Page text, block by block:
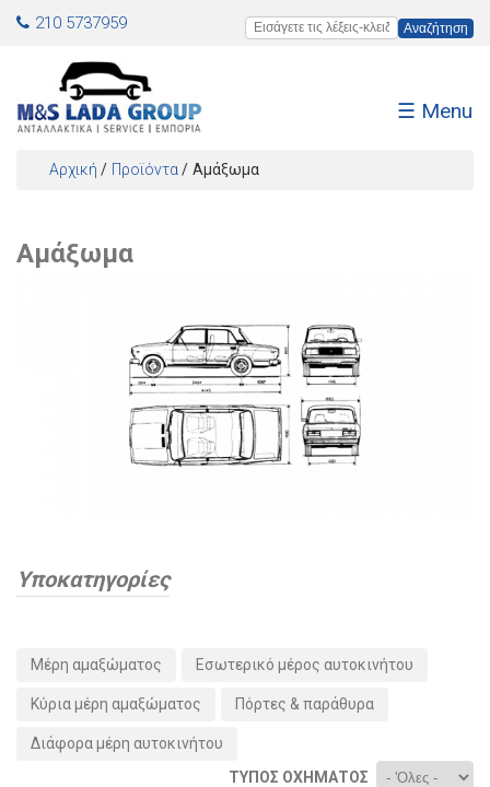
Jump to navigation
210 5737959 Εισάγετε τις λέξεις-κλειδιά
☰ Menu
Είστε εδώ
Αρχική / Προϊόντα / Αμάξωμα
Αμάξωμα
Υποκατηγορίες
Μέρη αμαξώματος Εσωτερικό μέρος αυτοκινήτου
Κύρια μέρη αμαξώματος Πόρτες & παράθυρα
Διάφορα μέρη αυτοκινήτου
ΤΎΠΟΣ ΟΧΉΜΑΤΟΣ